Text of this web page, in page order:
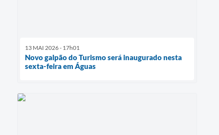
13 MAI 2026 - 17h01
Novo galpão do Turismo será inaugurado nesta
sexta-feira em Águas